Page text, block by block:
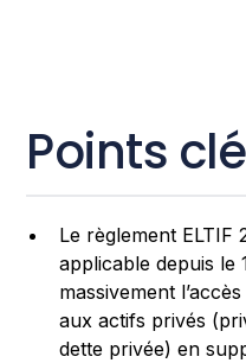
Points
Le règlement ELTIF
applicable depuis le
massivement
aux actifs privés
dette privée) en